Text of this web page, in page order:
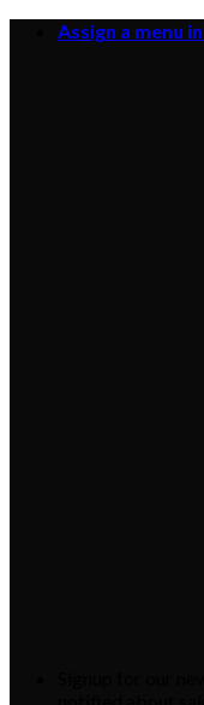
Assign a menu